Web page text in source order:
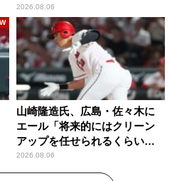
2026.08.06
山崎隆造氏、広島・佐々木に
エール「将来的にはクリーン
アップを任せられるくらいま
では成長して」
2026.08.06